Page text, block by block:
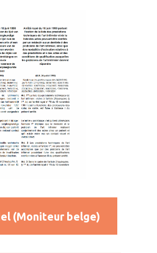
(Moniteur belge)